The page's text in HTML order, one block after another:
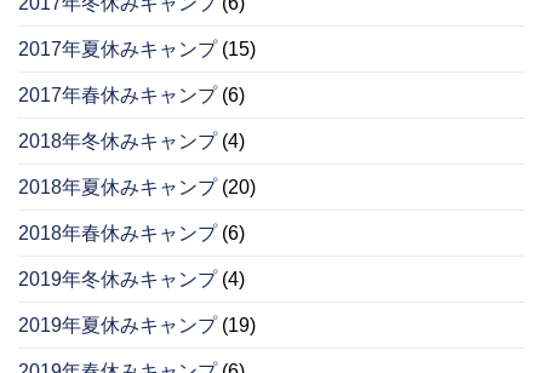
2017年夏休みキャンプ(15)
2017年春休みキャンプ(6)
2018年冬休みキャンプ(4)
2018年夏休みキャンプ(20)
2018年春休みキャンプ(6)
2019年冬休みキャンプ(4)
2019年夏休みキャンプ(19)